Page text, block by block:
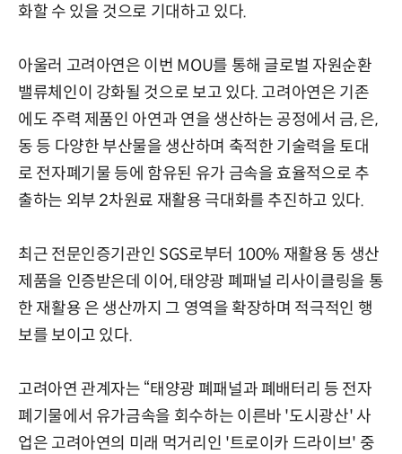
화할 수 있을 것으로 기대하고 있다.
아울러 고려아연은 이번 MOU를 통해 글로벌 자원순환
밸류체인이 강화될 것으로 보고 있다. 고려아연은 기존
에도 주력 제품인 아연과 연을 생산하는 공정에서 금, 은,
동 등 다양한 부산물을 생산하며 축적한 기술력을 토대
로 전자폐기물 등에 함유된 유가 금속을 효율적으로 추
출하는 외부 2차원료 재활용 극대화를 추진하고 있다.
최근 전문인증기관인 SGS로부터 100% 재활용 동 생산
제품을 인증받은데 이어, 태양광 폐패널 리사이클링을 통
한 재활용 은 생산까지 그 영역을 확장하며 적극적인 행
보를 보이고 있다.
고려아연 관계자는 “태양광 폐패널과 폐배터리 등 전자
폐기물에서 유가금속을 회수하는 이른바 '도시광산' 사
업은 고려아연의 미래 먹거리인 '트로이카 드라이브' 중